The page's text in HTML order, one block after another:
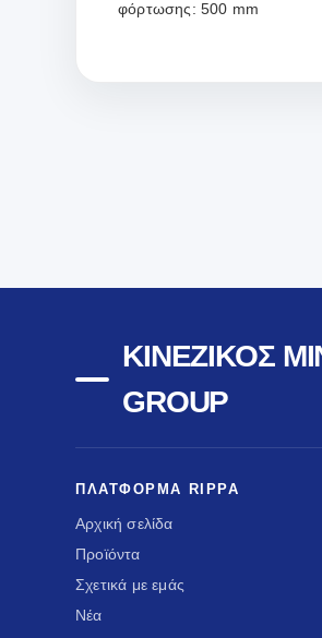
φόρτωσης: 500 mm
ΚΙΝΈΖΙΚΟΣ
GROUP
ΠΛΑΤΦΌΡΜΑ RIPPA
Αρχική σελίδα
Προϊόντα
Σχετικά με εμάς
Νέα